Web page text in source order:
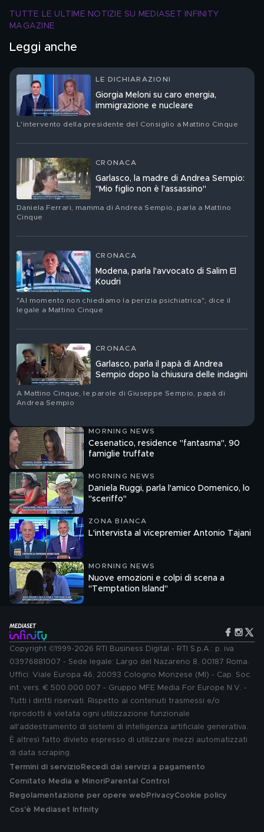
TUTTE LE ULTIME NOTIZIE SU MEDIASET INFINITY
MAGAZINE
Leggi anche
LE DICHIARAZIONI
Giorgia Meloni su caro energia,
immigrazione e nucleare
L'intervento della presidente del Consiglio a Mattino Cinque
CRONACA
Garlasco, la madre di Andrea Sempio:
"Mio figlio non è l'assassino"
Daniela Ferrari, mamma di Andrea Sempio, parla a Mattino
Cinque
CRONACA
Modena, parla l'avvocato di Salim El
Koudri
"Al momento non chiediamo la perizia psichiatrica", dice il
legale a Mattino Cinque
CRONACA
Garlasco, parla il papà di Andrea
Sempio dopo la chiusura delle indagini
A Mattino Cinque, le parole di Giuseppe Sempio, papà di
Andrea Sempio
MORNING NEWS
Cesenatico, residence "fantasma", 90
famiglie truffate
MORNING NEWS
Daniela Ruggi, parla l'amico Domenico, lo
"sceriffo"
ZONA BIANCA
L'intervista al vicepremier Antonio Tajani
MORNING NEWS
Nuove emozioni e colpi di scena a
"Temptation Island"
Copyright ©1999-2026 RTI Business Digital - RTI S.p.A.: p. iva
03976881007 - Sede legale: Largo del Nazareno 8, 00187 Roma.
Uffici: Viale Europa 46, 20093 Cologno Monzese (MI) - Cap. Soc.
int. vers. € 500.000.007 - Gruppo MFE Media For Europe N.V. -
Tutti i diritti riservati. Rispetto ai contenuti trasmessi e/o
riprodotti è vietata ogni utilizzazione funzionale
all'addestramento di sistemi di intelligenza artificiale generativa.
È altresì fatto divieto espresso di utilizzare mezzi automatizzati
di data scraping.
Termini di servizio Recedi dai servizi a pagamento
Comitato Media e MinoriParental Control
Regolamentazione per opere web PrivacyCookie policy
Cos'è Mediaset Infinity